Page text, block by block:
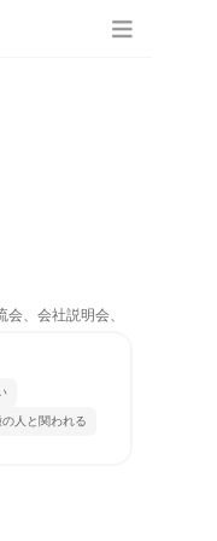
、会社説明会、
人と関われる